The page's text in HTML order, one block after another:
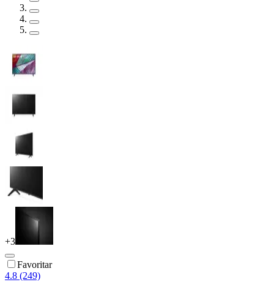
+3
Favoritar
4.8 (249)